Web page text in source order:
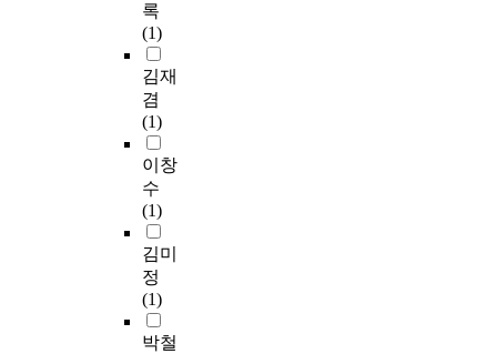
록
(1)
김재
겸
(1)
이창
수
(1)
김미
정
(1)
박철